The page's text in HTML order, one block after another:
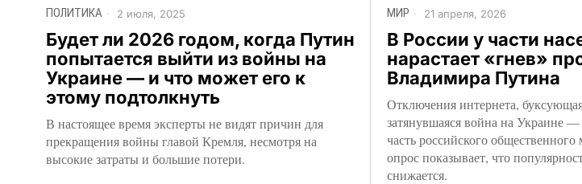
ПОЛИТИКА 2 июля, 2025
Будет ли 2026 годом, когда Путин
попытается выйти из войны на
Украине — и что может его к
этому подтолкнуть
В настоящее время эксперты не видят причин для
прекращения войны главой Кремля, несмотря на
высокие затраты и большие потери.
МИР 21 апреля, 2026
В России у части
нарастает «гнев»
Владимира Путина
Отключения интернета,
затянувшаяся война на Украине —
часть российского
опрос показывает, что
снижается.